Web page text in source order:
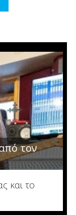
τον
και το